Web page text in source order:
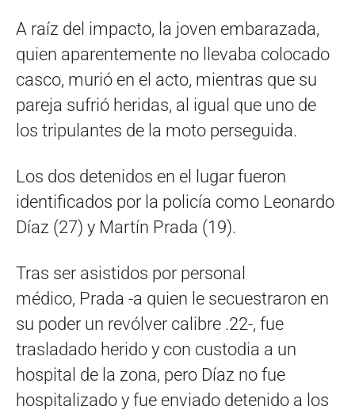
A raíz del impacto, la joven embarazada,
quien aparentemente no llevaba colocado
casco, murió en el acto, mientras que su
pareja sufrió heridas, al igual que uno de
los tripulantes de la moto perseguida.
Los dos detenidos en el lugar fueron
identificados por la policía como Leonardo
Díaz (27) y Martín Prada (19).
Tras ser asistidos por personal
médico, Prada -a quien le secuestraron en
su poder un revólver calibre .22-, fue
trasladado herido y con custodia a un
hospital de la zona, pero Díaz no fue
hospitalizado y fue enviado detenido a los